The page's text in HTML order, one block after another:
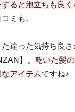
ると泡立ちも良
ミも。
違った気持ち良
】。 乾いた髪
アイテムですね♪